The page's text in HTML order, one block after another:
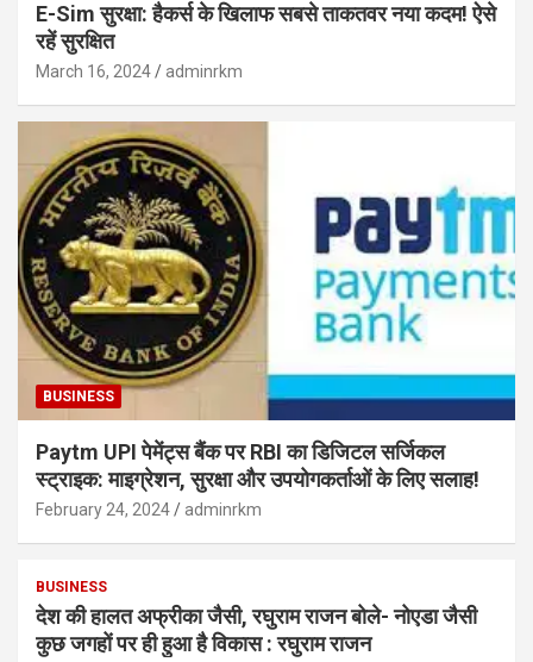
E-Sim सुरक्षा: हैकर्स के खिलाफ सबसे ताकतवर नया कदम! ऐसे
रहें सुरक्षित
March 16, 2024 adminrkm
BUSINESS
Paytm UPI पेमेंट्स बैंक पर RBI का डिजिटल सर्जिकल
स्ट्राइक: माइग्रेशन, सुरक्षा और उपयोगकर्ताओं के लिए सलाह!
February 24, 2024 adminrkm
BUSINESS
देश की हालत अफ्रीका जैसी, रघुराम राजन बोले- नोएडा जैसी
कुछ जगहों पर ही हुआ है विकास : रघुराम राजन